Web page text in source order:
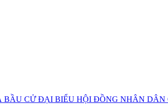
CỬ ĐẠI BIỂU HỘI ĐỒNG NHÂN DÂN